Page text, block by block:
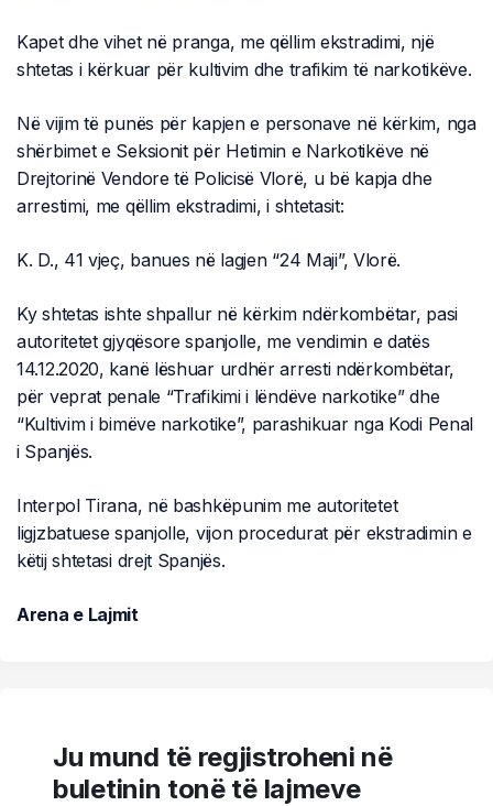
Kapet dhe vihet në pranga, me qëllim ekstradimi, një
shtetas i kërkuar për kultivim dhe trafikim të narkotikëve.
Në vijim të punës për kapjen e personave në kërkim, nga
shërbimet e Seksionit për Hetimin e Narkotikëve në
Drejtorinë Vendore të Policisë Vlorë, u bë kapja dhe
arrestimi, me qëllim ekstradimi, i shtetasit:
K. D., 41 vjeç, banues në lagjen “24 Maji”, Vlorë.
Ky shtetas ishte shpallur në kërkim ndërkombëtar, pasi
autoritetet gjyqësore spanjolle, me vendimin e datës
14.12.2020, kanë lëshuar urdhër arresti ndërkombëtar,
për veprat penale “Trafikimi i lëndëve narkotike” dhe
“Kultivim i bimëve narkotike”, parashikuar nga Kodi Penal
i Spanjës.
Interpol Tirana, në bashkëpunim me autoritetet
ligjzbatuese spanjolle, vijon procedurat për ekstradimin e
këtij shtetasi drejt Spanjës.
Arena e Lajmit
Ju mund të regjistroheni në
buletinin tonë të lajmeve